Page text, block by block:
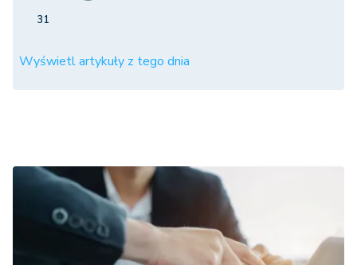
31
Wyświetl artykuły z tego dnia